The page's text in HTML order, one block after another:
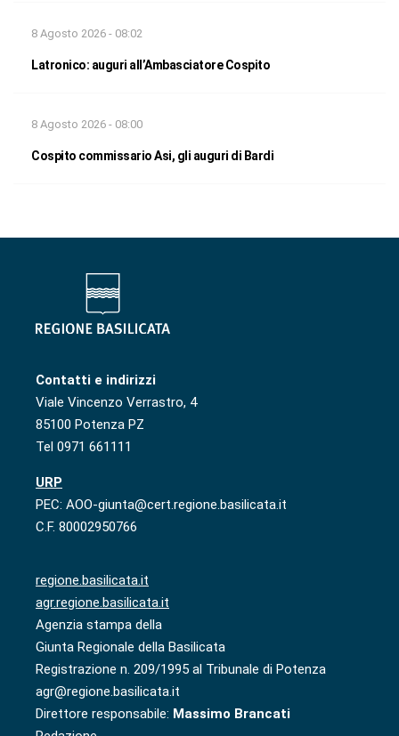
8 Agosto 2026 - 08:02
Latronico: auguri all’Ambasciatore Cospito
8 Agosto 2026 - 08:00
Cospito commissario Asi, gli auguri di Bardi
Contatti e indirizzi
Viale Vincenzo Verrastro, 4
85100 Potenza PZ
Tel 0971 661111
URP
PEC: AOO-giunta@cert.regione.basilicata.it
C.F. 80002950766
regione.basilicata.it
agr.regione.basilicata.it
Agenzia stampa della
Giunta Regionale della Basilicata
Registrazione n. 209/1995 al Tribunale di Potenza
agr@regione.basilicata.it
Direttore responsabile: Massimo Brancati